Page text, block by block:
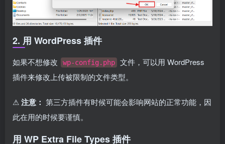
2. 用 WordPress 插件
如果不想修改 wp-config.php
文件，可以用 WordPress
插件来修改上传被限制的文件类型。
⚠ 注意： 第三方插件有时候可能会影响网站的正常功能，因
此在用的时候要谨慎。
用 WP Extra File Types 插件